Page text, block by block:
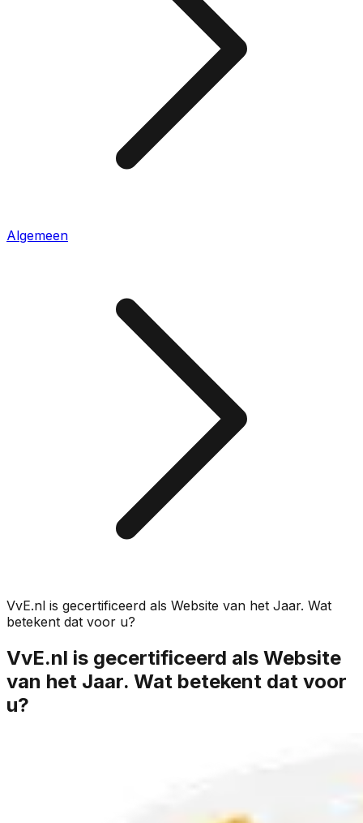
Algemeen
VvE.nl is gecertificeerd als Website van het Jaar. Wat
betekent dat voor u?
VvE.nl is gecertificeerd als Website
van het Jaar. Wat betekent dat voor
u?